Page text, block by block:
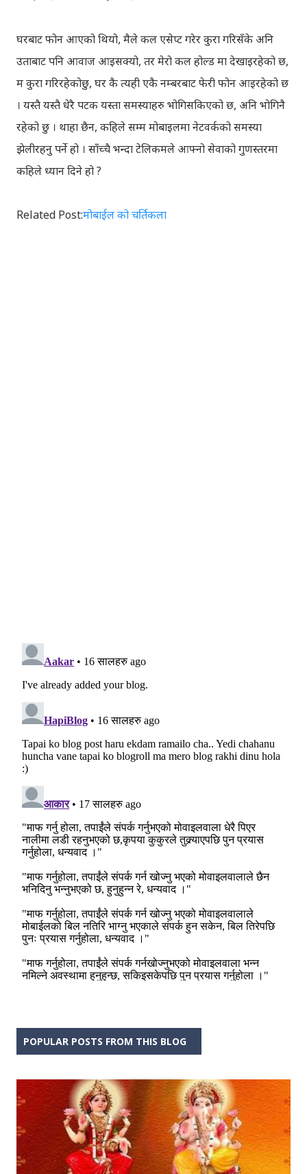
घरबाट फोन आएको थियो, मैले कल एसेप्ट गरेर कुरा गरिसँके अनि
उताबाट पनि आवाज आइसक्यो, तर मेरो कल होल्ड मा देखाइरहेको छ,
म कुरा गरिरहेकोछु, घर कै त्यही एकै नम्बरबाट फेरी फोन आइरहेको छ
। यस्तै यस्तै धेरै पटक यस्ता समस्याहरु भोगिसकिएको छ, अनि भोगिनै
रहेको छु । थाहा छैन, कहिले सम्म मोबाइलमा नेटवर्कको समस्या
झेलीरहनु पर्ने हो । साँच्चै भन्दा टेलिकमले आफ्नो सेवाको गुणस्तरमा
कहिले ध्यान दिने हो ?
Related Post:मोबाईल को चर्तिकला
POPULAR POSTS FROM THIS BLOG